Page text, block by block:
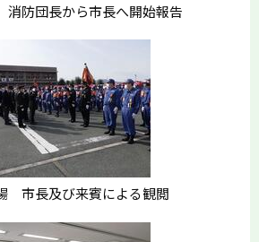
防団長から市長へ開始報告
市長及び来賓による観閲